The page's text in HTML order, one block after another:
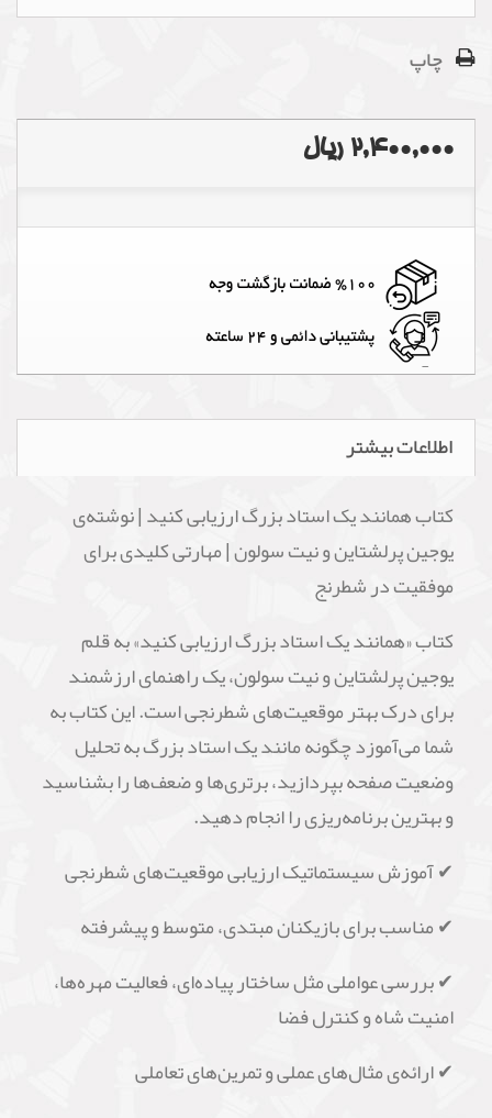
چاپ
2,400,000 ریال
اطلاعات بیشتر
کتاب همانند یک استاد بزرگ ارزیابی کنید | نوشته‌ی
یوجین پرلشتاین و نیت سولون | مهارتی کلیدی برای
موفقیت در شطرنج
کتاب «همانند یک استاد بزرگ ارزیابی کنید» به قلم
یوجین پرلشتاین و نیت سولون، یک راهنمای ارزشمند
برای درک بهتر موقعیت‌های شطرنجی است. این کتاب به
شما می‌آموزد چگونه مانند یک استاد بزرگ به تحلیل
وضعیت صفحه بپردازید، برتری‌ها و ضعف‌ها را بشناسید
و بهترین برنامه‌ریزی را انجام دهید.
✔ آموزش سیستماتیک ارزیابی موقعیت‌های شطرنجی
✔ مناسب برای بازیکنان مبتدی، متوسط و پیشرفته
✔ بررسی عواملی مثل ساختار پیاده‌ای، فعالیت مهره‌ها،
امنیت شاه و کنترل فضا
✔ ارائه‌ی مثال‌های عملی و تمرین‌های تعاملی